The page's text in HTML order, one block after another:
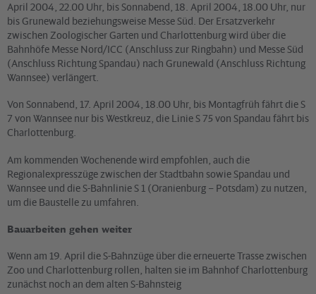
April 2004, 22.00 Uhr, bis Sonnabend, 18. April 2004, 18.00 Uhr, nur
bis Grunewald beziehungsweise Messe Süd. Der Ersatzverkehr
zwischen Zoologischer Garten und Charlottenburg wird über die
Bahnhöfe Messe Nord/ICC (Anschluss zur Ringbahn) und Messe Süd
(Anschluss Richtung Spandau) nach Grunewald (Anschluss Richtung
Wannsee) verlängert.
Von Sonnabend, 17. April 2004, 18.00 Uhr, bis Montagfrüh fährt die S
7 von Wannsee nur bis Westkreuz, die Linie S 75 von Spandau fährt bis
Charlottenburg.
Am kommenden Wochenende wird empfohlen, auch die
Regionalexpresszüge zwischen der Stadtbahn sowie Spandau und
Wannsee und die S-Bahnlinie S 1 (Oranienburg – Potsdam) zu nutzen,
um die Baustelle zu umfahren.
Bauarbeiten gehen weiter
Wenn am 19. April die S-Bahnzüge über die erneuerte Trasse zwischen
Zoo und Charlottenburg rollen, halten sie im Bahnhof Charlottenburg
zunächst noch an dem alten S-Bahnsteig